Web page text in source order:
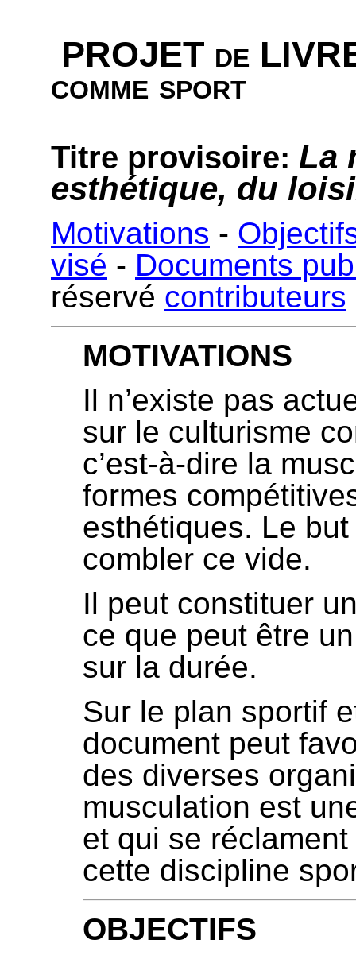
PROJET de
comme sport
Titre provisoire: La
esthétique, du
Motivations -
visé - Documents
réservé contributeurs
MOTIVATIONS
Il n’existe pas
sur le culturisme
c’est-à-dire la
formes
esthétiques. Le
combler ce vide.
Il peut constituer
ce que peut être
sur la durée.
Sur le plan sportif
document peut
des diverses
musculation est
et qui se
cette discipline
OBJECTIFS